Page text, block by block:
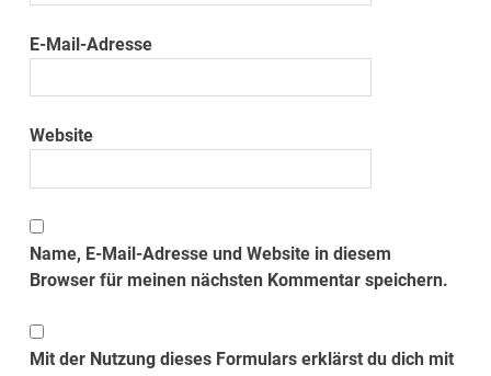
E-Mail-Adresse
Website
Name, E-Mail-Adresse und Website in diesem
Browser für meinen nächsten Kommentar speichern.
Mit der Nutzung dieses Formulars erklärst du dich mit